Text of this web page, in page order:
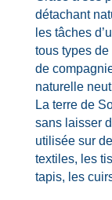
détachant
les tâches
tous types
de
naturelle
La terre de
sans laisser
utilisée sur
textiles, les
tapis, les